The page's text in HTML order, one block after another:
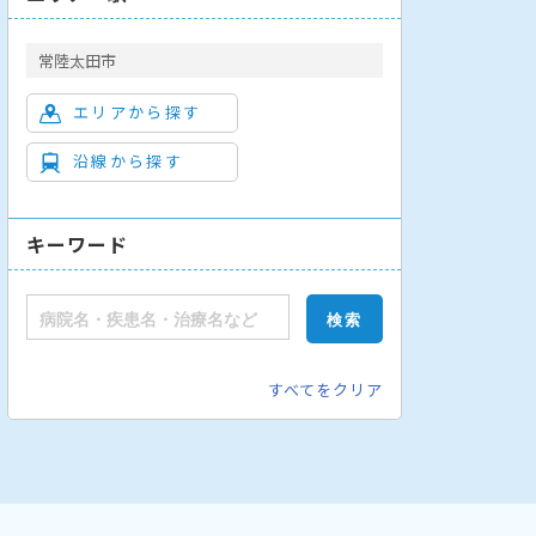
常陸太田市
エリアから探す
沿線から探す
キーワード
すべてをクリア